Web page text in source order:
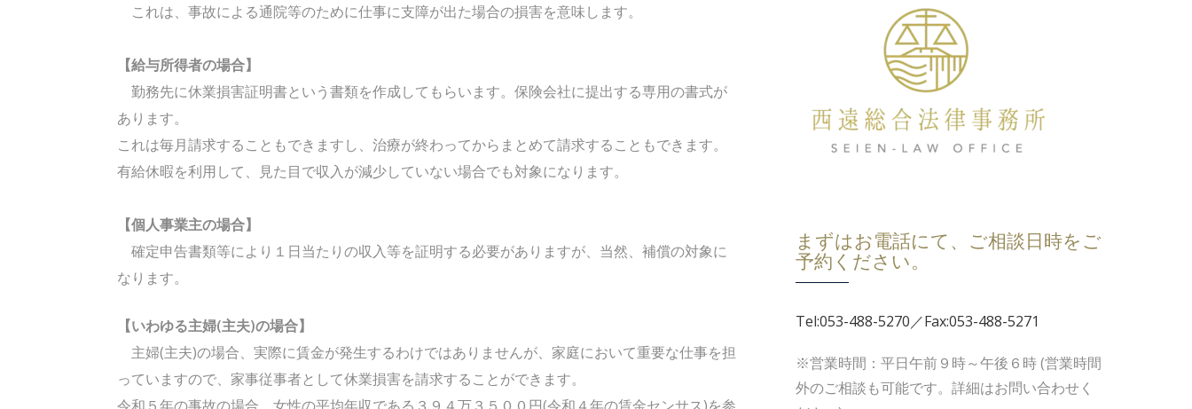
これは、事故による通院等のために仕事に支障が出た場合の損害を意味します。
【給与所得者の場合】
勤務先に休業損害証明書という書類を作成してもらいます。保険会社に提出する専用の書式が
あります。
これは毎月請求することもできますし、治療が終わってからまとめて請求することもできます。
有給休暇を利用して、見た目で収入が減少していない場合でも対象になります。
【個人事業主の場合】
確定申告書類等により１日当たりの収入等を証明する必要がありますが、当然、補償の対象に
なります。
【いわゆる主婦(主夫)の場合】
主婦(主夫)の場合、実際に賃金が発生するわけではありませんが、家庭において重要な仕事を担
っていますので、家事従事者として休業損害を請求することができます。
まずはお電話にて、ご相談日時をご
予約ください。
Tel:053-488-5270／Fax:053-488-5271
※営業時間：平日午前９時～午後６時 (営業時間
外のご相談も可能です。詳細はお問い合わせく